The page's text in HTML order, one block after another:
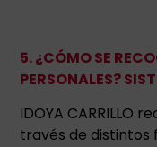
5. ¿CÓMO SE
PERSONALES?
IDOYA CARRILLO
través de